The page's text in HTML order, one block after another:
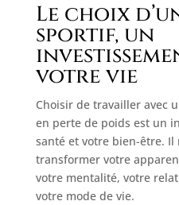
Le choix
sportif, un
votre vie
Choisir de travailler avec
en perte de poids est un
santé et votre bien-être. Il
transformer votre
votre mentalité, votre
votre mode de vie.